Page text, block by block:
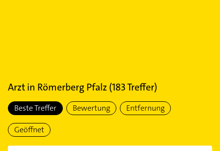
Arztin Römerberg Pfalz (183Treffer)
Beste Treffer Bewertung Entfernung
Geöffnet